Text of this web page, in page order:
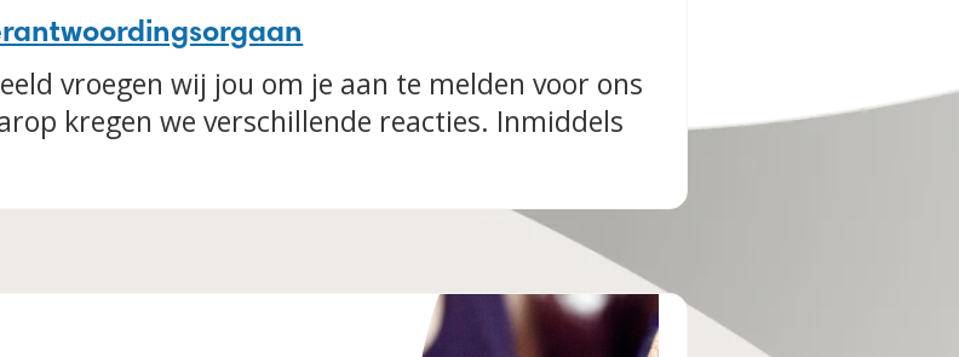
vroegen wij jou om je aan te melden voor ons
kregen we verschillende reacties. Inmiddels